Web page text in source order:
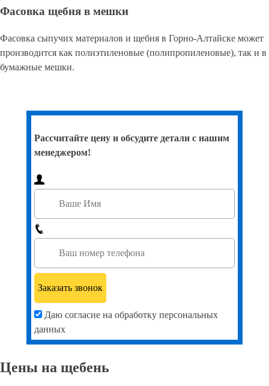
Фасовка щебня в мешки
Фасовка сыпучих материалов и щебня в Горно-Алтайске может
производится как полиэтиленовые (полипропиленовые), так и в
бумажные мешки.
Рассчитайте цену и обсудите детали с нашим
менеджером!
Даю согласие на обработку персональных
данных
Цены на щебень